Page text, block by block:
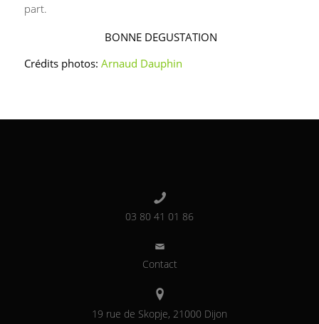
part.
BONNE DEGUSTATION
Crédits photos:Arnaud Dauphin
03 80 41 01 86
Contact
19 rue de Skopje, 21000 Dijon